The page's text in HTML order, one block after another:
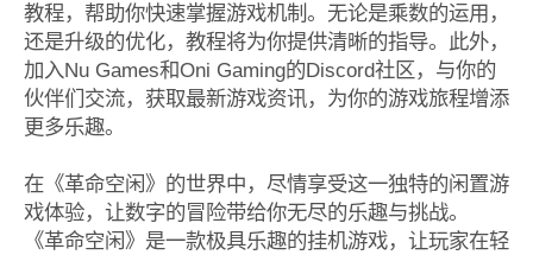
教程，帮助你快速掌握游戏机制。无论是乘数的运用，
还是升级的优化，教程将为你提供清晰的指导。此外，
加入Nu Games和Oni Gaming的Discord社区，与你的
伙伴们交流，获取最新游戏资讯，为你的游戏旅程增添
更多乐趣。
在《革命空闲》的世界中，尽情享受这一独特的闲置游
戏体验，让数字的冒险带给你无尽的乐趣与挑战。
《革命空闲》是一款极具乐趣的挂机游戏，让玩家在轻